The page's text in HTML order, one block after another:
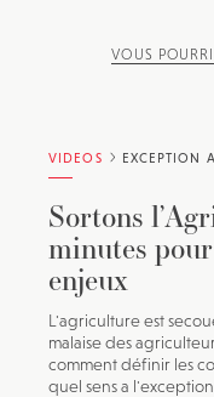
VOUS
VIDEOS EXCEPTION
Sortons
minutes
enjeux
L'agriculture est
malaise des
comment définir les
quel sens a